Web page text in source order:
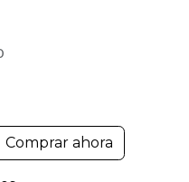
Comprar ahora